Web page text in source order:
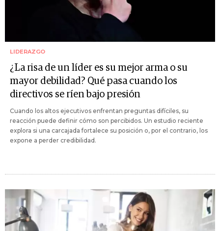
LIDERAZGO
¿La risa de un líder es su mejor arma o su
mayor debilidad? Qué pasa cuando los
directivos se ríen bajo presión
Cuando los altos ejecutivos enfrentan preguntas difíciles, su
reacción puede definir cómo son percibidos. Un estudio reciente
explora si una carcajada fortalece su posición o, por el contrario, los
expone a perder credibilidad.